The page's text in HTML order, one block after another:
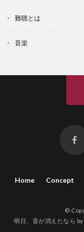
難聴とは
音楽
Home Concept
©
明日、音が消えたなら by